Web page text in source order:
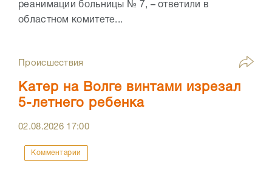
реанимации больницы № 7, – ответили в
областном комитете...
Происшествия
Катер на Волге винтами изрезал
5-летнего ребенка
02.08.2026 17:00
Комментарии